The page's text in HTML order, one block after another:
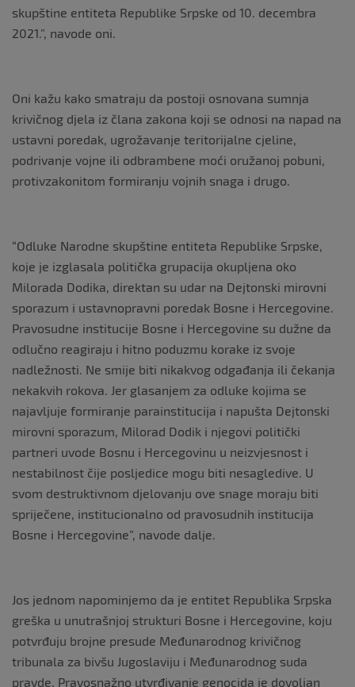
skupštine entiteta Republike Srpske od 10. decembra
2021.”, navode oni.
Oni kažu kako smatraju da postoji osnovana sumnja
krivičnog djela iz člana zakona koji se odnosi na napad na
ustavni poredak, ugrožavanje teritorijalne cjeline,
podrivanje vojne ili odbrambene moći oružanoj pobuni,
protivzakonitom formiranju vojnih snaga i drugo.
“Odluke Narodne skupštine entiteta Republike Srpske,
koje je izglasala politička grupacija okupljena oko
Milorada Dodika, direktan su udar na Dejtonski mirovni
sporazum i ustavnopravni poredak Bosne i Hercegovine.
Pravosudne institucije Bosne i Hercegovine su dužne da
odlučno reagiraju i hitno poduzmu korake iz svoje
nadležnosti. Ne smije biti nikakvog odgađanja ili čekanja
nekakvih rokova. Jer glasanjem za odluke kojima se
najavljuje formiranje parainstitucija i napušta Dejtonski
mirovni sporazum, Milorad Dodik i njegovi politički
partneri uvode Bosnu i Hercegovinu u neizvjesnost i
nestabilnost čije posljedice mogu biti nesagledive. U
svom destruktivnom djelovanju ove snage moraju biti
spriječene, institucionalno od pravosudnih institucija
Bosne i Hercegovine”, navode dalje.
Jos jednom napominjemo da je entitet Republika Srpska
greška u unutrašnjoj strukturi Bosne i Hercegovine, koju
potvrđuju brojne presude Međunarodnog krivičnog
tribunala za bivšu Jugoslaviju i Međunarodnog suda
pravde. Pravosnažno utvrđivanje genocida je dovoljan